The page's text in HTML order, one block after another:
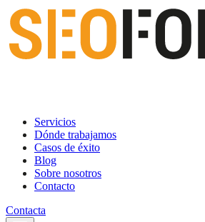
Servicios
Dónde trabajamos
Casos de éxito
Blog
Sobre nosotros
Contacto
Contacta